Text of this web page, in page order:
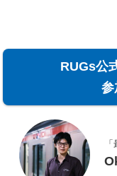
RUGs公
参